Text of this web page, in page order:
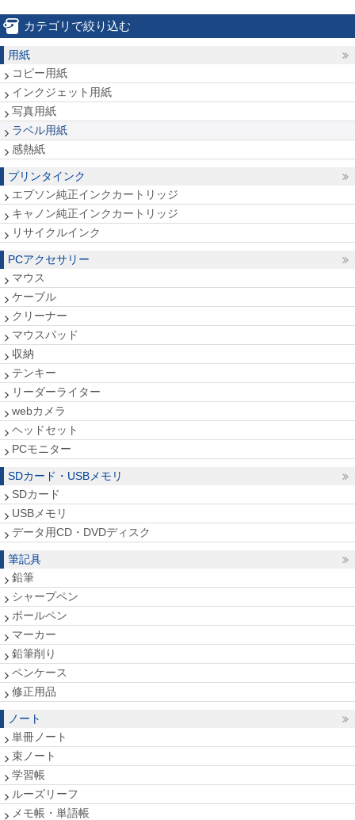
カテゴリで絞り込む
用紙
コピー用紙
インクジェット用紙
写真用紙
ラベル用紙
感熱紙
プリンタインク
エプソン純正インクカートリッジ
キャノン純正インクカートリッジ
リサイクルインク
PCアクセサリー
マウス
ケーブル
クリーナー
マウスパッド
収納
テンキー
リーダーライター
webカメラ
ヘッドセット
PCモニター
SDカード・USBメモリ
SDカード
USBメモリ
データ用CD・DVDディスク
筆記具
鉛筆
シャープペン
ボールペン
マーカー
鉛筆削り
ペンケース
修正用品
ノート
単冊ノート
束ノート
学習帳
ルーズリーフ
メモ帳・単語帳